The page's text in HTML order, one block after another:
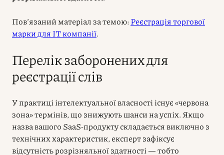
Пов’язаний матеріал за темою: Реєстрація торгової
марки для IT компанії.
Перелік заборонених для
реєстрації слів
У практиці інтелектуальної власності існує «червона
зона» термінів, що знижують шанси на успіх. Якщо
назва вашого SaaS-продукту складається виключно з
технічних характеристик, експерт зафіксує
відсутність розрізняльної здатності — тобто